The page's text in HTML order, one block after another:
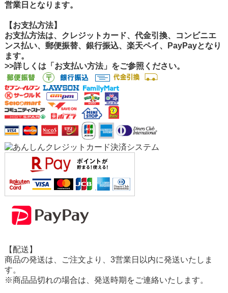
営業日となります。
【お支払方法】
お支払方法は、クレジットカード、代金引換、コンビニエ
ンス払い、郵便振替、銀行振込、楽天ペイ、PayPayとなり
ます。
>>詳しくは「お支払い方法」をご参照ください。
【配送】
商品の発送は、ご注文より、3営業日以内に発送いたしま
す。
※商品品切れの場合は、発送時期をご連絡いたします。